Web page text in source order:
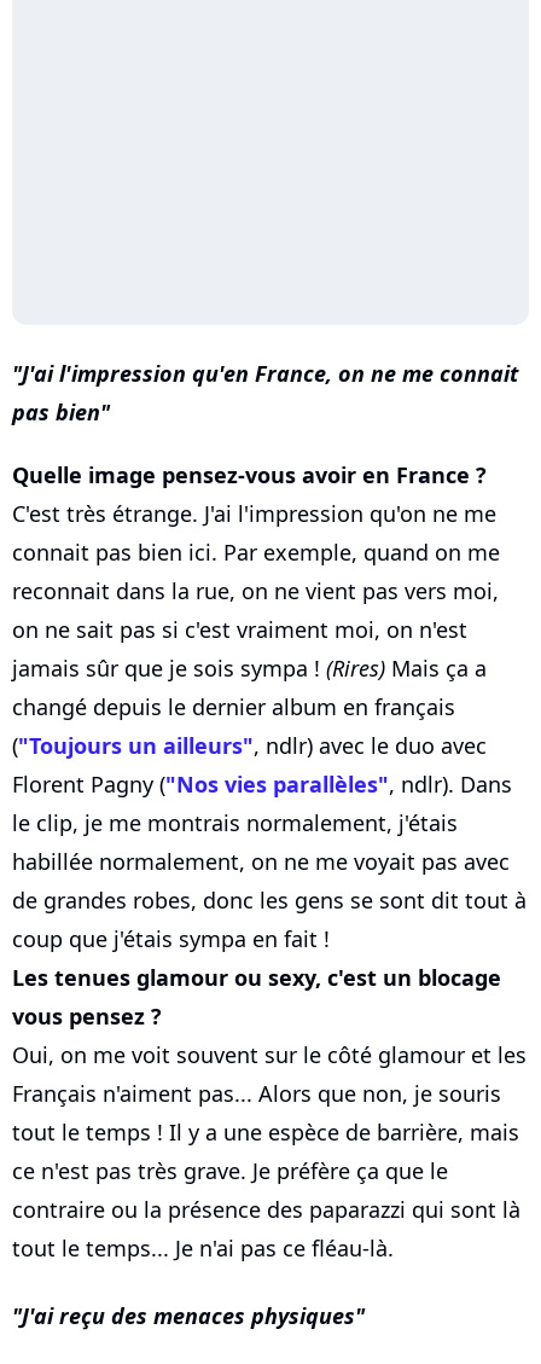
J'ai l'impression qu'en France, on ne me connait
pas bien
Quelle image pensez-vous avoir en France ?
C'est très étrange. J'ai l'impression qu'on ne me
connait pas bien ici. Par exemple, quand on me
reconnait dans la rue, on ne vient pas vers moi,
on ne sait pas si c'est vraiment moi, on n'est
jamais sûr que je sois sympa ! (Rires) Mais ça a
changé depuis le dernier album en français
("Toujours un ailleurs", ndlr) avec le duo avec
Florent Pagny ("Nos vies parallèles", ndlr). Dans
le clip, je me montrais normalement, j'étais
habillée normalement, on ne me voyait pas avec
de grandes robes, donc les gens se sont dit tout à
coup que j'étais sympa en fait !
Les tenues glamour ou sexy, c'est un blocage
vous pensez ?
Oui, on me voit souvent sur le côté glamour et les
Français n'aiment pas... Alors que non, je souris
tout le temps ! Il y a une espèce de barrière, mais
ce n'est pas très grave. Je préfère ça que le
contraire ou la présence des paparazzi qui sont là
tout le temps... Je n'ai pas ce fléau-là.
J'ai reçu des menaces physiques